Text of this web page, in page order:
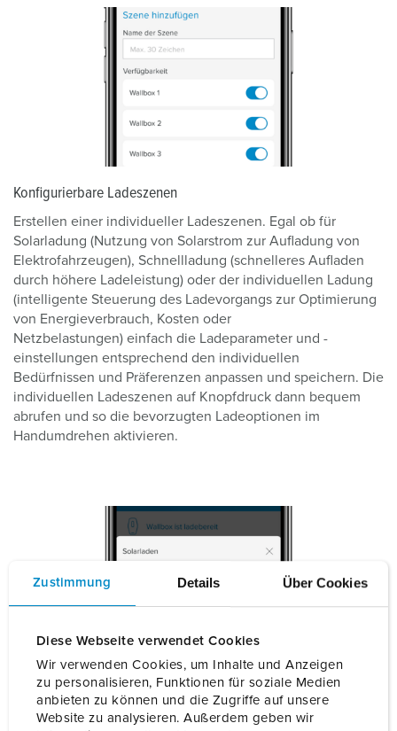
Zustimmung Details Über Cookies
Diese Webseite verwendet Cookies
Wir verwenden Cookies, um Inhalte und Anzeigen
zu personalisieren, Funktionen für soziale Medien
anbieten zu können und die Zugriffe auf unsere
Website zu analysieren. Außerdem geben wir
Konfigurierbare Ladeszenen
Erstellen einer individueller Ladeszenen. Egal ob für
Solarladung (Nutzung von Solarstrom zur Aufladung von
Elektrofahrzeugen), Schnellladung (schnelleres Aufladen
durch höhere Ladeleistung) oder der individuellen Ladung
(intelligente Steuerung des Ladevorgangs zur Optimierung
von Energieverbrauch, Kosten oder
Netzbelastungen) einfach die Ladeparameter und -
einstellungen entsprechend den individuellen
Bedürfnissen und Präferenzen anpassen und speichern. Die
individuellen Ladeszenen auf Knopfdruck dann bequem
abrufen und so die bevorzugten Ladeoptionen im
Handumdrehen aktivieren.
Sonnige Energie tanken: Unsere Solarladefunktion
Die Vorteile der Solarladung-Szene liegen klar auf der